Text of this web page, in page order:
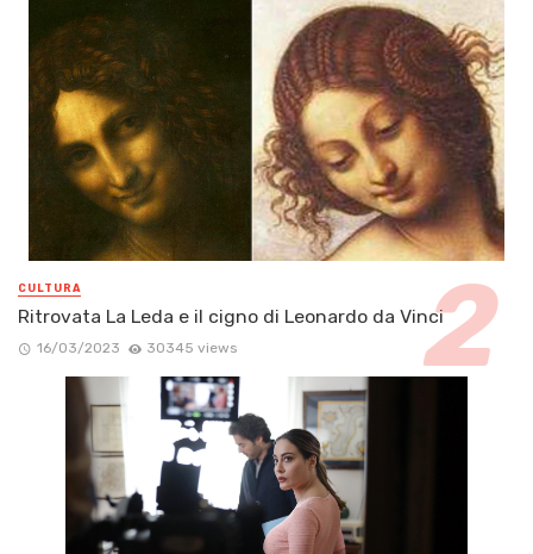
CULTURA
Ritrovata La Leda e il cigno di Leonardo da Vinci
16/03/2023 30345 views